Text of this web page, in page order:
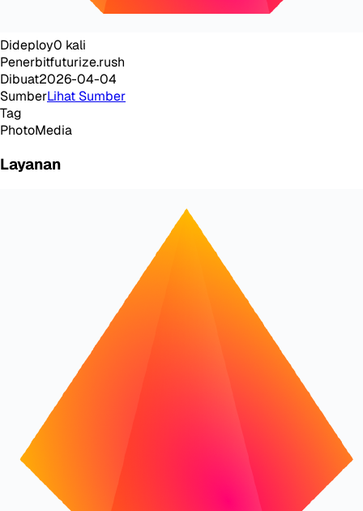
Dideploy0 kali
Penerbitfuturize.rush
Dibuat2026-04-04
SumberLihat Sumber
Tag
PhotoMedia
Layanan